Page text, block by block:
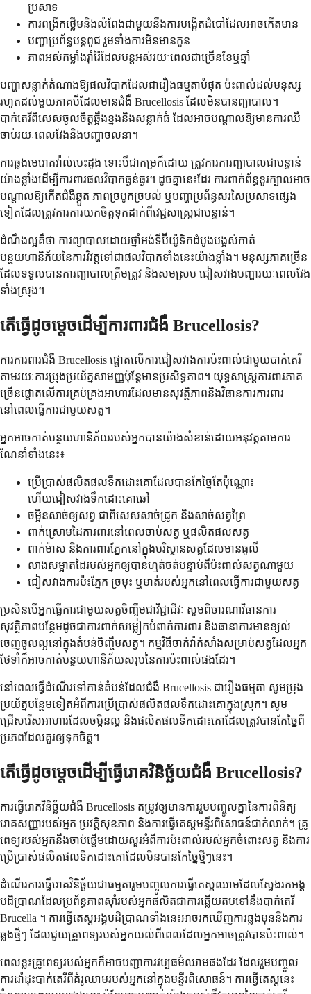
ប្រសាទ
ការពង្រីកថ្លើមនិងលំពែងជាមួយនឹងការបង្កើតដំបៅដែលអាចកើតមាន
បញ្ហាប្រព័ន្ធបន្តពូជ រួមទាំងការមិនមានកូន
ភាពអស់កម្លាំងរ៉ាំរ៉ៃដែលបន្តអស់រយៈពេលជាច្រើនខែឬឆ្នាំ
បញ្ហាសន្លាក់តំណាងឱ្យផលវិបាកដែលជារឿងធម្មតាបំផុត ប៉ះពាល់ដល់មនុស្ស
រហូតដល់មួយភាគបីដែលមានជំងឺ Brucellosis ដែលមិនបានព្យាបាល។
បាក់តេរីពិសេសចូលចិត្តឆ្អឹងខ្នងនិងសន្លាក់ធំ ដែលអាចបណ្តាលឱ្យមានការឈឺ
ចាប់រយៈពេលវែងនិងបញ្ហាចលនា។
ការឆ្លងមេរោគវ៉ាល់បេះដូង ទោះបីជាកម្រក៏ដោយ ត្រូវការការព្យាបាលជាបន្ទាន់
យ៉ាងខ្លាំងដើម្បីការពារផលវិបាកធ្ងន់ធ្ងរ។ ដូចគ្នានេះដែរ ការពាក់ព័ន្ធខួរក្បាលអាច
បណ្តាលឱ្យកើតជំងឺឆ្កួត ភាពច្របូកច្របល់ ឬបញ្ហាប្រព័ន្ធសរសៃប្រសាទផ្សេង
ទៀតដែលត្រូវការការយកចិត្តទុកដាក់ពីវេជ្ជសាស្រ្តជាបន្ទាន់។
ដំណឹងល្អគឺថា ការព្យាបាលដោយថ្នាំអង់ទីប៊ីយ៉ូទិកដំបូងបង្អស់កាត់
បន្ថយហានិភ័យនៃការវិវត្តទៅជាផលវិបាកទាំងនេះយ៉ាងខ្លាំង។ មនុស្សភាគច្រើន
ដែលទទួលបានការព្យាបាលត្រឹមត្រូវ និងសមស្រប ជៀសវាងបញ្ហារយៈពេលវែង
ទាំងស្រុង។
តើធ្វើដូចម្តេចដើម្បីការពារជំងឺ Brucellosis?
ការការពារជំងឺ Brucellosis ផ្តោតលើការជៀសវាងការប៉ះពាល់ជាមួយបាក់តេរី
តាមរយៈការប្រុងប្រយ័ត្នសាមញ្ញប៉ុន្តែមានប្រសិទ្ធភាព។ យុទ្ធសាស្ត្រការពារភាគ
ច្រើនផ្តោតលើការគ្រប់គ្រងអាហារដែលមានសុវត្ថិភាពនិងវិធានការការពារ
នៅពេលធ្វើការជាមួយសត្វ។
អ្នកអាចកាត់បន្ថយហានិភ័យរបស់អ្នកបានយ៉ាងសំខាន់ដោយអនុវត្តតាមការ
ណែនាំទាំងនេះ៖
ប្រើប្រាស់ផលិតផលទឹកដោះគោដែលបានកែច្នៃតែប៉ុណ្ណោះ
ហើយជៀសវាងទឹកដោះគោឆៅ
ចម្អិនសាច់ឲ្យសព្វ ជាពិសេសសាច់ជ្រូក និងសាច់សត្វព្រៃ
ពាក់ស្រោមដៃការពារនៅពេលចាប់សត្វ ឬផលិតផលសត្វ
ពាក់ម៉ាស និងការពារភ្នែកនៅក្នុងបរិស្ថានសត្វដែលមានធូលី
លាងសម្អាតដៃរបស់អ្នកឲ្យបានហ្មត់ចត់បន្ទាប់ពីប៉ះពាល់សត្វណាមួយ
ជៀសវាងការប៉ះភ្នែក ច្រមុះ ឬមាត់របស់អ្នកនៅពេលធ្វើការជាមួយសត្វ
ប្រសិនបើអ្នកធ្វើការជាមួយសត្វចិញ្ចឹមជាវិជ្ជាជីវៈ សូមពិចារណាវិធានការ
សុវត្ថិភាពបន្ថែមដូចជាការពាក់សម្លៀកបំពាក់ការពារ និងធានាការមានខ្យល់
ចេញចូលល្អនៅក្នុងតំបន់ចិញ្ចឹមសត្វ។ កម្មវិធីចាក់វ៉ាក់សាំងសម្រាប់សត្វដែលអ្នក
ថែទាំក៏អាចកាត់បន្ថយហានិភ័យសរុបនៃការប៉ះពាល់ផងដែរ។
នៅពេលធ្វើដំណើរទៅកាន់តំបន់ដែលជំងឺ Brucellosis ជារឿងធម្មតា សូមប្រុង
ប្រយ័ត្នបន្ថែមទៀតអំពីការប្រើប្រាស់ផលិតផលទឹកដោះគោក្នុងស្រុក។ សូម
ជ្រើសរើសអាហារដែលចម្អិនល្អ និងផលិតផលទឹកដោះគោដែលត្រូវបានកែច្នៃពី
ប្រភពដែលគួរឲ្យទុកចិត្ត។
តើធ្វើដូចម្តេចដើម្បីធ្វើរោគវិនិច្ឆ័យជំងឺ Brucellosis?
ការធ្វើរោគវិនិច្ឆ័យជំងឺ Brucellosis តម្រូវឲ្យមានការរួមបញ្ចូលគ្នានៃការពិនិត្យ
រោគសញ្ញារបស់អ្នក ប្រវត្តិសុខភាព និងការធ្វើតេស្តមន្ទីរពិសោធន៍ជាក់លាក់។ គ្រូ
ពេទ្យរបស់អ្នកនឹងចាប់ផ្តើមដោយសួរអំពីការប៉ះពាល់របស់អ្នកចំពោះសត្វ និងការ
ប្រើប្រាស់ផលិតផលទឹកដោះគោដែលមិនបានកែច្នៃថ្មីៗនេះ។
ដំណើរការធ្វើរោគវិនិច្ឆ័យជាធម្មតារួមបញ្ចូលការធ្វើតេស្តឈាមដែលស្វែងរកអង្គ
បដិប្រាណដែលប្រព័ន្ធភាពស៊ាំរបស់អ្នកផលិតជាការឆ្លើយតបទៅនឹងបាក់តេរី
Brucella ។ ការធ្វើតេស្តអង្គបដិប្រាណទាំងនេះអាចរកឃើញការឆ្លងមុននិងការ
ឆ្លងថ្មីៗ ដែលជួយគ្រូពេទ្យរបស់អ្នកយល់ពីពេលដែលអ្នកអាចត្រូវបានប៉ះពាល់។
ពេលខ្លះគ្រូពេទ្យរបស់អ្នកក៏អាចបញ្ជាការវប្បធម៌ឈាមផងដែរ ដែលរួមបញ្ចូល
ការដាំដុះបាក់តេរីពីគំរូឈាមរបស់អ្នកនៅក្នុងមន្ទីរពិសោធន៍។ ការធ្វើតេស្តនេះ